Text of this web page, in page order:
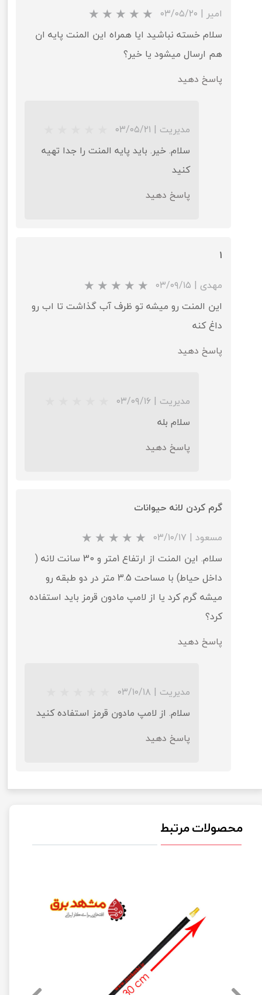
★★★★★
★★★
★★★★★
★ ★
امیر | ۰۳/۰۵/۲۰
سلام خسته نباشید ایا همراه این المنت پایه ان
هم ارسال میشود یا خیر؟
پاسخ دهید
مدیریت | ۰۳/۰۵/۲۱
سلام. خیر. باید پایه المنت را جدا تهیه
کنید
پاسخ دهید
1
مهدی | ۰۳/۰۹/۱۵
این المنت رو میشه تو ظرف آب گذاشت تا اب رو
داغ کنه
پاسخ دهید
مدیریت | ۰۳/۰۹/۱۶
سلام بله
پاسخ دهید
گرم کردن لانه حیوانات
مسعود | ۰۳/۱۰/۱۷
سلام. این المنت از ارتفاع 1متر و 30 سانت لانه (
داخل حیاط) با مساحت 3.5 متر در دو طبقه رو
میشه گرم کرد یا از لامپ مادون قرمز باید استفاده
کرد؟
پاسخ دهید
مدیریت | ۰۳/۱۰/۱۸
سلام. از لامپ مادون قرمز استفاده کنید
پاسخ دهید
محصولات مرتبط